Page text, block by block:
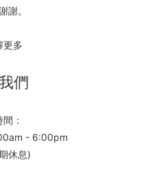
謝。
更多
們
：
- 6:00pm
休息)